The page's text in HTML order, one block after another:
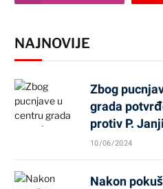
NAJNOVIJE
Zbog
grada
protiv P.
10/06/2024
Nakon